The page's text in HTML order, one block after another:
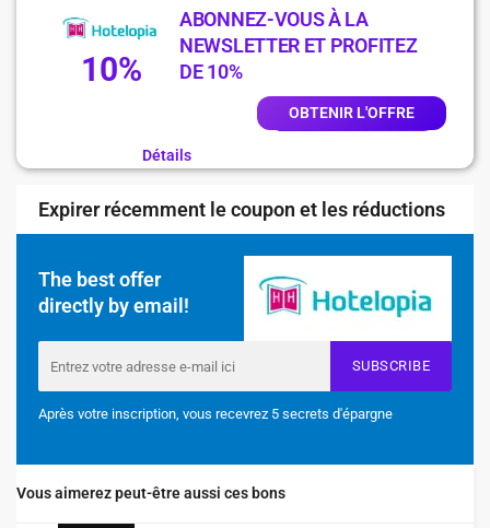
10%
ABONNEZ-VOUS À LA
NEWSLETTER ET PROFITEZ
DE 10%
OBTENIR L'OFFRE
Détails
Expirer récemment le coupon et les réductions
The best offer
directly by email!
SUBSCRIBE
Après votre inscription, vous recevrez 5 secrets d'épargne
Vous aimerez peut-être aussi ces bons